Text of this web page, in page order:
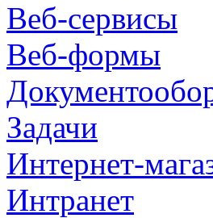
Веб-сервисы
Веб-формы
Задачи
Интернет-
Интранет